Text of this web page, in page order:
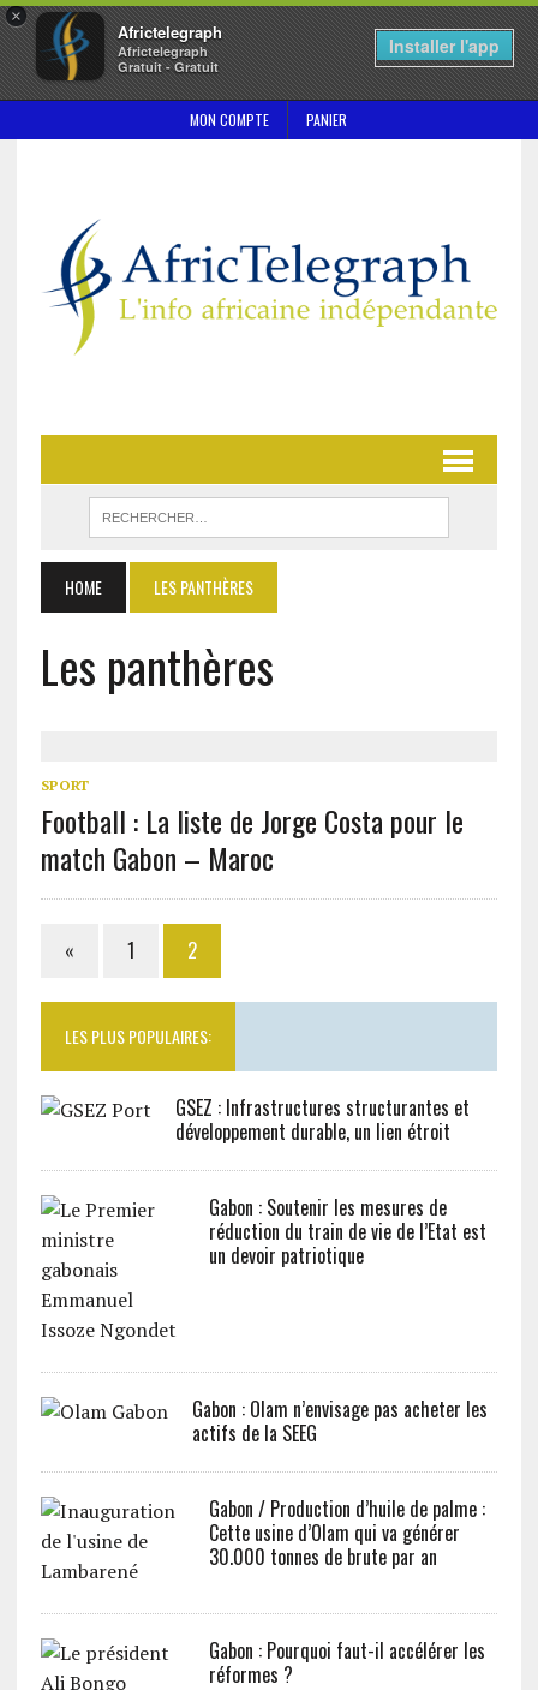
×
Africtelegraph
Africtelegraph
Gratuit - Gratuit
Installer l'app
MON COMPTE PANIER
HOME LES PANTHÈRES
Les panthères
SPORT
Football : La liste de Jorge Costa pour le
match Gabon – Maroc
« 1 2
LES PLUS POPULAIRES:
GSEZ : Infrastructures structurantes et
développement durable, un lien étroit
Gabon : Soutenir les mesures de
réduction du train de vie de l’Etat est
un devoir patriotique
Gabon : Olam n’envisage pas acheter les
actifs de la SEEG
Gabon / Production d’huile de palme :
Cette usine d’Olam qui va générer
30.000 tonnes de brute par an
Gabon : Pourquoi faut-il accélérer les
réformes ?